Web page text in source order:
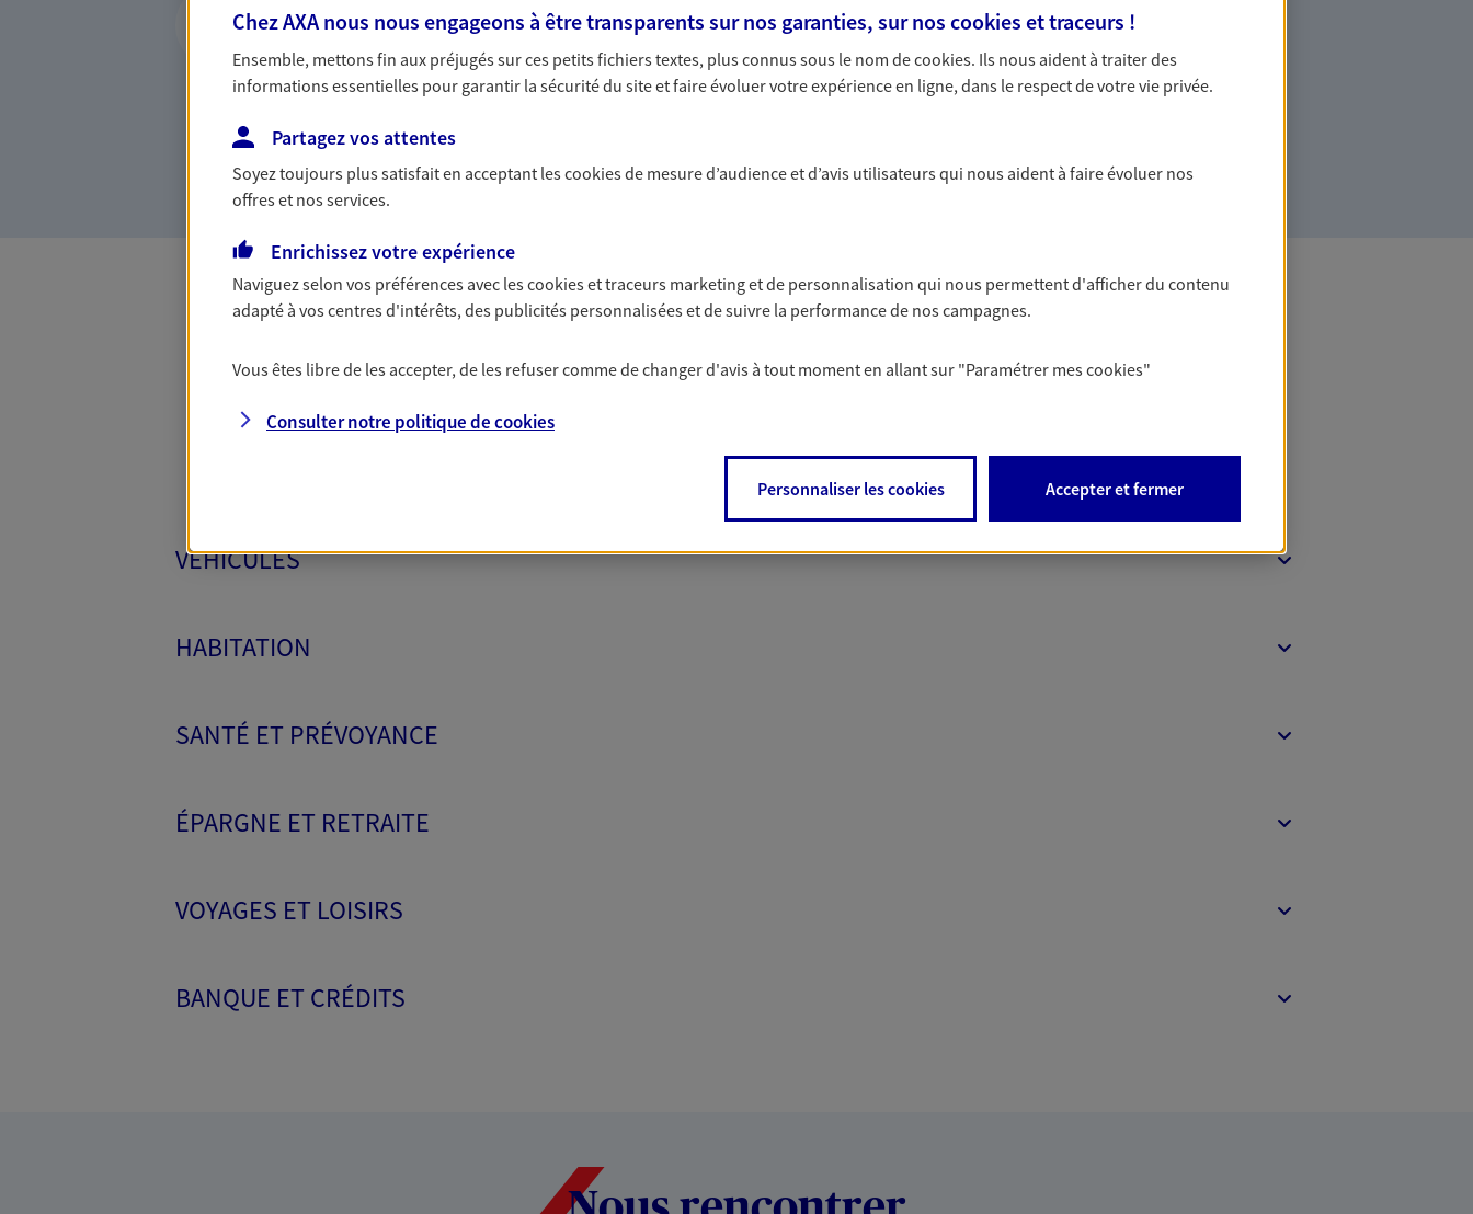
confiance
Vous accompagner dans vos projets de vie tout au long de
votre vie, c'est ainsi que nous concevons notre métier : dans
la confiance et la proximité. C'est en apprenant à vous
connaître que nous proposons de meilleures solutions.
entreprises
Comme vous, nous sommes des indépendants. Nous
bâtissons ensemble des solutions cohérentes pour protéger
Toutes nos offres Assurance & Banque
PRO & ENTREPRISES
VÉHICULES
HABITATION
SANTÉ ET PRÉVOYANCE
ÉPARGNE ET RETRAITE
VOYAGES ET LOISIRS
BANQUE ET CRÉDITS
Chez AXA nous nous engageons à être transparents sur nos garanties, sur nos cookies et traceurs !
Ensemble, mettons fin aux préjugés sur ces petits fichiers textes, plus connus sous le nom decookies. Ils nous aident à traiter des
informations essentielles pour garantir la sécurité du site et faire évoluer votre expérience en ligne, dans le respect de votre vie privée.
Partagez vos attentes
Soyez toujours plus satisfait en acceptant lescookiesde mesure d’audience et d’avis utilisateurs qui nous aident à faire évoluer nos
offres et nos services.
Enrichissez votre expérience
Naviguez selon vos préférences avec lescookies et traceurs marketing et de personnalisation qui nous permettent d'afficher du contenu
adapté à vos centres d'intérêts, des publicités personnalisées et de suivre la performance de nos campagnes.
Vous êtes libre de les accepter, de les refuser comme de changer d'avis à tout moment en allant sur "Paramétrer mescookies"
Consulter notre politique decookies
Personnaliser les cookies Accepter et fermer